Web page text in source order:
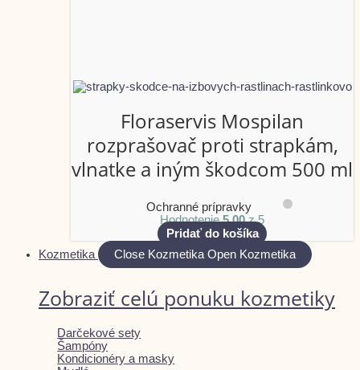
Floraservis Mospilan
rozprašovač proti strapkám,
vlnatke a iným škodcom 500 ml
Ochranné prípravky
Hodnotenie5.00z 5
Pridať do košíka
Kozmetika
Close Kozmetika Open Kozmetika
Zobraziť celú ponuku kozmetiky
Darčekové sety
Šampóny
Kondicionéry a masky